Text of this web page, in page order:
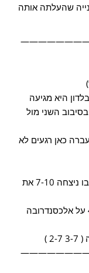
השנייה שהעלתה אותה
היא מגיעה
השני מול
כאן רגעים לא
זה החל במערכה המכריעה בסיבוב השלישי בו ניצחה 7-10 את
זה המשיך במערכה הראשונה בשמינית ו 4-7 על אלכסנדרובה